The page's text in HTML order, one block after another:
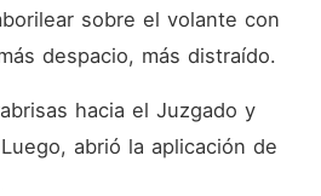
sobre el volante con
despacio, más distraído.
hacia el Juzgado y
abrió la aplicación de